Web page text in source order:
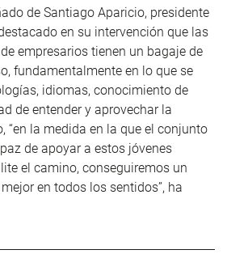
de Santiago Aparicio, presidente
en su intervención que las
empresarios tienen un bagaje de
fundamentalmente en lo que se
idiomas, conocimiento de
de entender y aprovechar la
“en la medida en la que el conjunto
de apoyar a estos jóvenes
el camino, conseguiremos un
en todos los sentidos”, ha